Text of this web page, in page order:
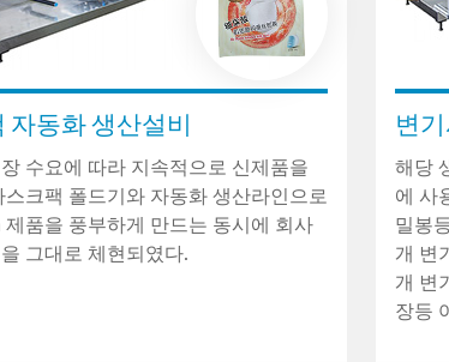
자동화 생산설비
수요에 따라 지속적으로 신제품을
스크팩 폴드기와 자동화 생산라인으로
제품을 풍부하게 만드는 동시에 회사
그대로 체현되였다.
변
해당
에 사
밀봉
개 변
개 변
장등